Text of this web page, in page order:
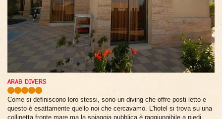
ARAB DIVERS
Come si definiscono loro stessi, sono un diving che offre posti letto e
questo è esattamente quello noi che cercavamo. L'hotel si trova su una
collinetta fronte mare ma la spiaggia pubblica è raggiungibile a piedi,